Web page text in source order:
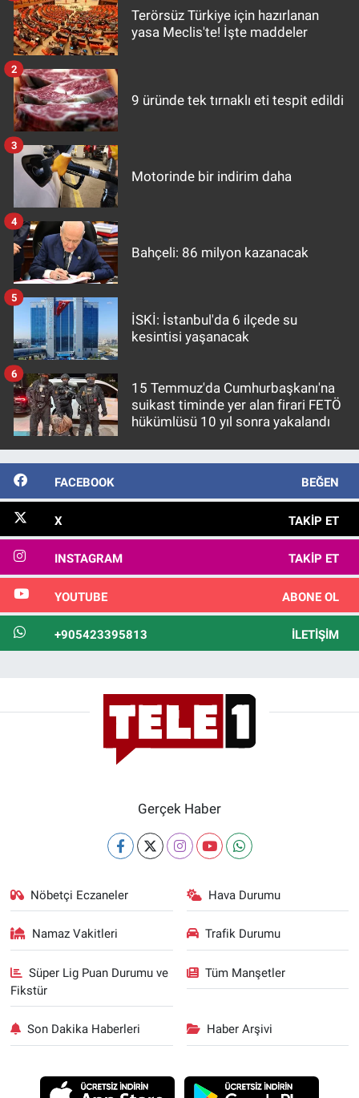
Terörsüz Türkiye için hazırlanan
yasa Meclis'te! İşte maddeler
9 üründe tek tırnaklı eti tespit edildi
2
Motorinde bir indirim daha
3
Bahçeli: 86 milyon kazanacak
4
İSKİ: İstanbul'da 6 ilçede su
kesintisi yaşanacak
5
15 Temmuz'da Cumhurbaşkanı'na
suikast timinde yer alan firari FETÖ
hükümlüsü 10 yıl sonra yakalandı
6
FACEBOOK BEĞEN
X TAKIP ET
INSTAGRAM TAKIP ET
YOUTUBE ABONE OL
+905423395813 İLETIŞIM
Gerçek Haber
Nöbetçi Eczaneler Hava Durumu
Namaz Vakitleri Trafik Durumu
Süper Lig Puan Durumu ve
Fikstür
Tüm Manşetler
Son Dakika Haberleri Haber Arşivi